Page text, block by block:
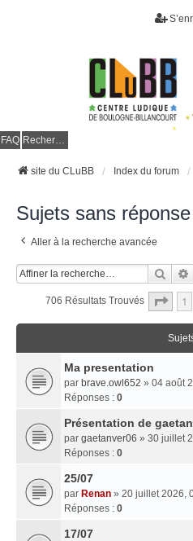
FAQ Rechercher
site du CLuBB Index du forum
Sujets sans réponse
Aller à la recherche avancée
706 Résultats Trouvés Page
1
Ma presentation
par brave.owl652 » 04 août
Réponses : 0
Présentation de
par gaetanver06 » 30 juillet
Réponses : 0
25/07
par Renan » 20 juillet 2026,
Réponses : 0
17/07